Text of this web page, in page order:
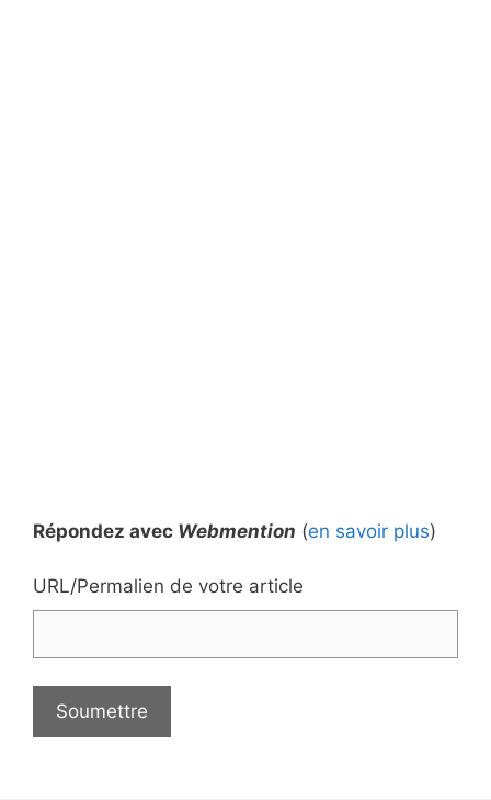
Répondez avec Webmention (en savoir plus)
URL/Permalien de votre article